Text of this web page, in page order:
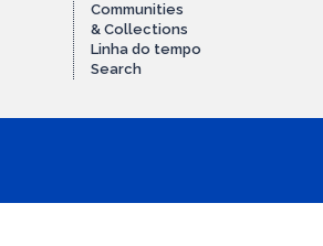
Communities
& Collections
Linha do tempo
Search